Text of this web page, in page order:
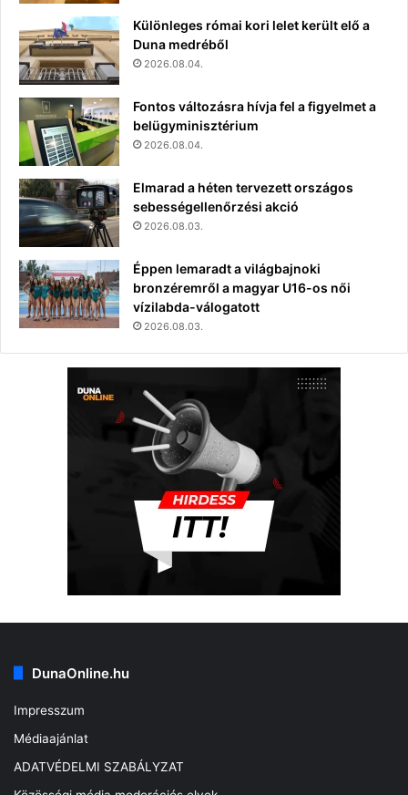
Különleges római kori lelet került elő a
Duna medréből
2026.08.04.
Fontos változásra hívja fel a figyelmet a
belügyminisztérium
2026.08.04.
Elmarad a héten tervezett országos
sebességellenőrzési akció
2026.08.03.
Éppen lemaradt a világbajnoki
bronzéremről a magyar U16-os női
vízilabda-válogatott
2026.08.03.
DunaOnline.hu
Impresszum
Médiaajánlat
ADATVÉDELMI SZABÁLYZAT